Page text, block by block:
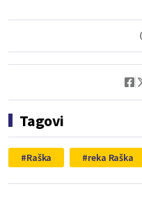
Tagovi
Raška reka Raška